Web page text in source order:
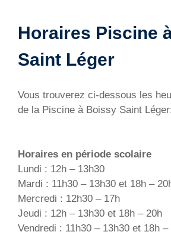
Horaires Piscine
Saint Léger
Vous trouverez ci-dessous les
de la Piscine à Boissy Saint
Horaires en période scolaire
Lundi : 12h – 13h30
Mardi : 11h30 – 13h30 et 18h –
Mercredi : 12h30 – 17h
Jeudi : 12h – 13h30 et 18h – 20h
Vendredi : 11h30 – 13h30 et 18h –